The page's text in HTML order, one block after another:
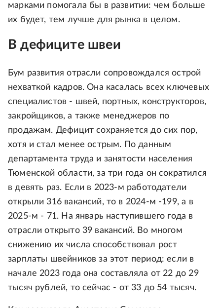
марками помогала бы в развитии: чем больше
их будет, тем лучше для рынка в целом.
В дефиците швеи
Бум развития отрасли сопровождался острой
нехваткой кадров. Она касалась всех ключевых
специалистов - швей, портных, конструкторов,
закройщиков, а также менеджеров по
продажам. Дефицит сохраняется до сих пор,
хотя и стал менее острым. По данным
департамента труда и занятости населения
Тюменской области, за три года он сократился
в девять раз. Если в 2023-м работодатели
открыли 316 вакансий, то в 2024-м -199, а в
2025-м - 71. На январь наступившего года в
отрасли открыто 39 вакансий. Во многом
снижению их числа способствовал рост
зарплаты швейников за этот период: если в
начале 2023 года она составляла от 22 до 29
тысяч рублей, то сейчас - от 33 до 54 тысяч.